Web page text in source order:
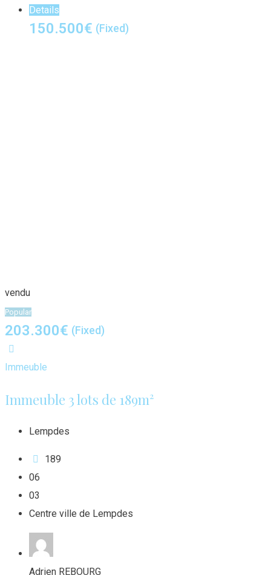
Details
150.500€ (Fixed)
vendu
Popular
203.300€ (Fixed)
Immeuble
Immeuble 3 lots de 189m²
Lempdes
189
06
03
Centre ville de Lempdes
Adrien REBOURG